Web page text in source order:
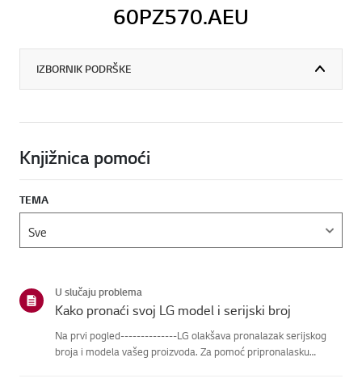
60PZ570.AEU
IZBORNIK PODRŠKE
Knjižnica pomoći
TEMA
U slučaju problema
Kako pronaći svoj LG model i serijski broj
Na prvi pogled--------------LG olakšava pronalazak serijskog
broja i modela vašeg proizvoda. Za pomoć pripronalasku